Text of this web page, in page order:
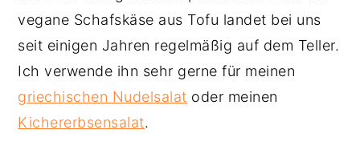
vegane Schafskäse aus Tofu landet bei uns
seit einigen Jahren regelmäßig auf dem Teller.
Ich verwende ihn sehr gerne für meinen
griechischen Nudelsalat oder meinen
Kichererbsensalat.